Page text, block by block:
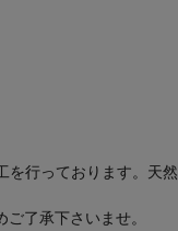
行っております。天
了承下さいませ。